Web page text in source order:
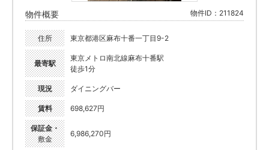
物件概要 物件ID：211824
住所 東京都港区麻布十番一丁目9-2
最寄駅
東京メトロ南北線麻布十番駅
徒歩1分
現況 ダイニングバー
賃料 698,627円
保証金・
敷金
6,986,270円